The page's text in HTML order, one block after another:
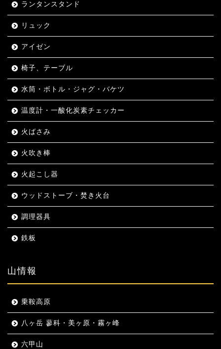
ランタンスタンド
リュック
アイゼン
椅子、テーブル
水筒・ボトル・ジャグ・バケツ
温度計・一酸化炭素チェッカー
火ばさみ
火吹き棒
火起こし器
ウッドストーブ・焚き火台
調理器具
鉄板
山情報
乗鞍高原
八ヶ岳 蓼科・美ヶ原・霧ヶ峰
六甲山